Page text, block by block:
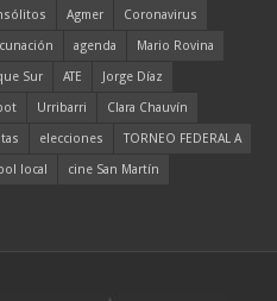
Agmer
Coronavirus
agenda
Mario Rovina
Sur ATE
Jorge Díaz
Urribarri
Clara Chauvín
elecciones
TORNEO FEDERAL A
local cine San Martín